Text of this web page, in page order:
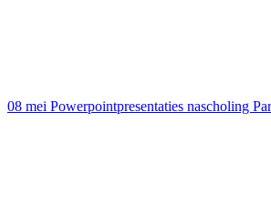
08 mei Powerpointpresentaties nascholing